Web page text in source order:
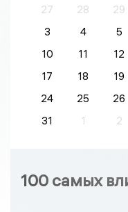
27
28 29
3
4 5
10
11 12
17
18 19
24
25 26
31
1 2
100 самых